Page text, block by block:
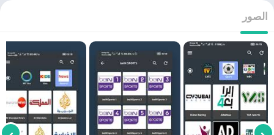
الصور